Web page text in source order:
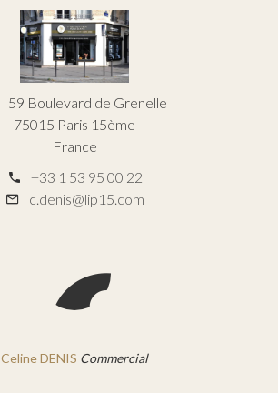
59 Boulevard de Grenelle
75015 Paris 15ème
France
+33 1 53 95 00 22
c.denis@lip15.com
Celine DENIS Commercial